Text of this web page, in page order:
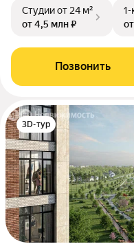
Студииот 24 м²
от 4,5 млн ₽
1-
Позвонить
3D-тур